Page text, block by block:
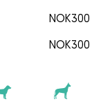
NOK300
NOK300